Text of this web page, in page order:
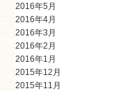
2016年5月
2016年4月
2016年3月
2016年2月
2016年1月
2015年12月
2015年11月